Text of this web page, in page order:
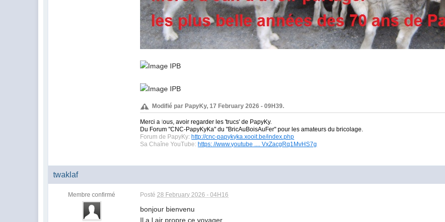
Modifié par PapyKy, 17 February 2026 - 09H39.
Merci a tous, avoir regarder les 'trucs' de PapyKy.
Du Forum "CNC-PapyKyKa" du"BricAuBoisAuFer" pour les amateurs du bricolage.
Forum de PapyKy:http://cnc-papykyka.xooit.be/index.php
Sa Chaîne YouTube:https: //www.youtube .... VxZacgRq1MvHS7g
twaklaf
Membre confirmé Posté 28 February 2026 - 04H16
bonjour bienvenu
Il a l air propre ce voyager